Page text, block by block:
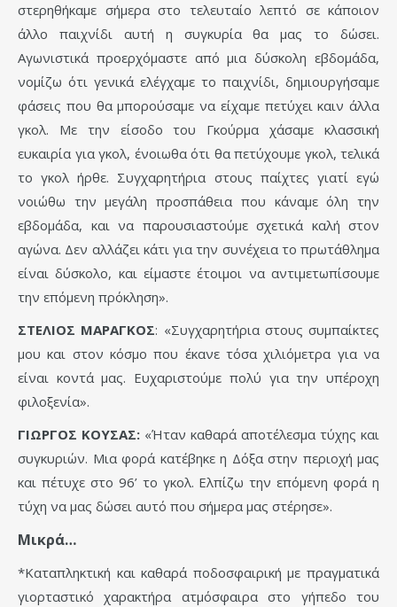
στερηθήκαμε σήμερα στο τελευταίο λεπτό σε κάποιον
άλλο παιχνίδι αυτή η συγκυρία θα μας το δώσει.
Αγωνιστικά προερχόμαστε από μια δύσκολη εβδομάδα,
νομίζω ότι γενικά ελέγχαμε το παιχνίδι, δημιουργήσαμε
φάσεις που θα μπορούσαμε να είχαμε πετύχει καιν άλλα
γκολ. Με την είσοδο του Γκούρμα χάσαμε κλασσική
ευκαιρία για γκολ, ένοιωθα ότι θα πετύχουμε γκολ, τελικά
το γκολ ήρθε. Συγχαρητήρια στους παίχτες γιατί εγώ
νοιώθω την μεγάλη προσπάθεια που κάναμε όλη την
εβδομάδα, και να παρουσιαστούμε σχετικά καλή στον
αγώνα. Δεν αλλάζει κάτι για την συνέχεια το πρωτάθλημα
είναι δύσκολο, και είμαστε έτοιμοι να αντιμετωπίσουμε
την επόμενη πρόκληση».
ΣΤΕΛΙΟΣ ΜΑΡΑΓΚΟΣ: «Συγχαρητήρια στους συμπαίκτες
μου και στον κόσμο που έκανε τόσα χιλιόμετρα για να
είναι κοντά μας. Ευχαριστούμε πολύ για την υπέροχη
φιλοξενία».
ΓΙΩΡΓΟΣ ΚΟΥΣΑΣ: «Ήταν καθαρά αποτέλεσμα τύχης και
συγκυριών. Μια φορά κατέβηκε η Δόξα στην περιοχή μας
και πέτυχε στο 96’ το γκολ. Ελπίζω την επόμενη φορά η
τύχη να μας δώσει αυτό που σήμερα μας στέρησε».
Μικρά…
*Καταπληκτική και καθαρά ποδοσφαιρική με πραγματικά
γιορταστικό χαρακτήρα ατμόσφαιρα στο γήπεδο του